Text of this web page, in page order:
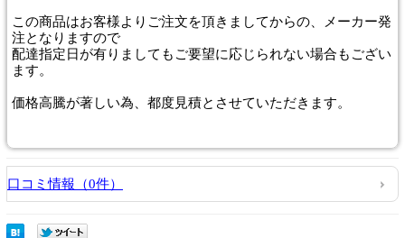
この商品はお客様よりご注文を頂きましてからの、メーカー発
注となりますので
配達指定日が有りましてもご要望に応じられない場合もござい
ます。
価格高騰が著しい為、都度見積とさせていただきます。
口コミ情報（0件）